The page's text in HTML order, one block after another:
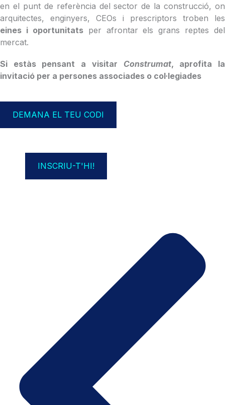
en el punt de referència del sector de la construcció, on
arquitectes, enginyers, CEOs i prescriptors troben les
eines i oportunitatsper afrontar els grans reptes del
mercat.
Si estàs pensant a visitar Construmat, aprofita la
invitació per a persones associades o col·legiades
DEMANA EL TEU CODI
INSCRIU-T'HI!